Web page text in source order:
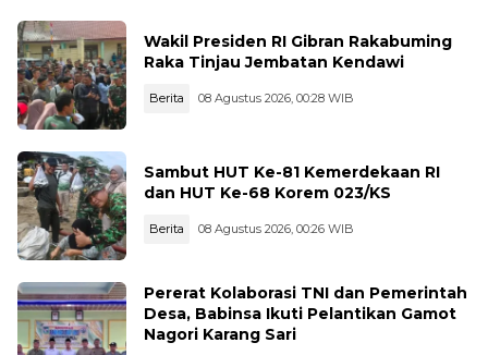
Wakil Presiden RI Gibran Rakabuming
Raka Tinjau Jembatan Kendawi
Berita 08 Agustus 2026, 00:28 WIB
Sambut HUT Ke-81 Kemerdekaan RI
dan HUT Ke-68 Korem 023/KS
Berita 08 Agustus 2026, 00:26 WIB
Pererat Kolaborasi TNI dan Pemerintah
Desa, Babinsa Ikuti Pelantikan Gamot
Nagori Karang Sari